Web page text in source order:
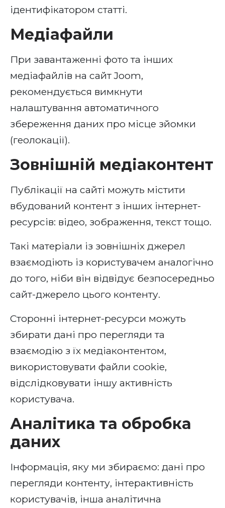
ідентифікатором статті.
Медіафайли
При завантаженні фото та інших
медіафайлів на сайт Joom,
рекомендується вимкнути
налаштування автоматичного
збереження даних про місце зйомки
(геолокації).
Зовнішній медіаконтент
Публікації на сайті можуть містити
вбудований контент з інших інтернет-
ресурсів: відео, зображення, текст тощо.
Такі матеріали із зовнішніх джерел
взаємодіють із користувачем аналогічно
до того, ніби він відвідує безпосередньо
сайт-джерело цього контенту.
Сторонні інтернет-ресурси можуть
збирати дані про перегляди та
взаємодію з їх медіаконтентом,
використовувати файли cookie,
відслідковувати іншу активність
користувача.
Аналітика та обробка
даних
Інформація, яку ми збираємо: дані про
перегляди контенту, інтерактивність
користувачів, інша аналітична